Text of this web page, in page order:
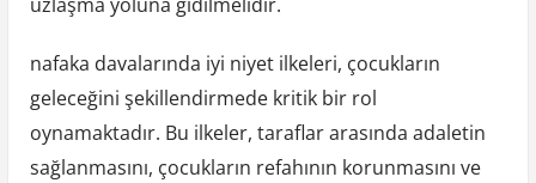
nafaka davalarında iyi niyet ilkeleri, çocukların
geleceğini şekillendirmede kritik bir rol
oynamaktadır. Bu ilkeler, taraflar arasında adaletin
sağlanmasını, çocukların refahının korunmasını ve